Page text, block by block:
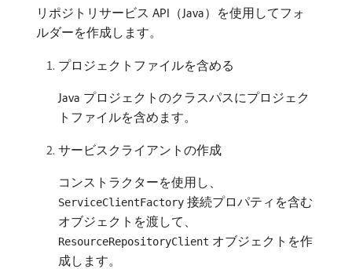
リポジトリサービス API（Java）を使用してフォ
ルダーを作成します。
プロジェクトファイルを含める
Java プロジェクトのクラスパスにプロジェク
トファイルを含めます。
サービスクライアントの作成
コンストラクターを使用し、
ServiceClientFactory 接続プロパティを含む
オブジェクトを渡して、
ResourceRepositoryClient オブジェクトを作
成します。